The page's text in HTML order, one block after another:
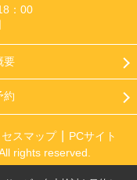
：00
要
約
スマップ
PCサイト
rights reserved.